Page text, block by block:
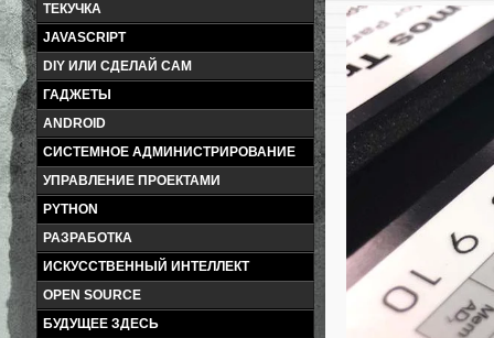
ТЕКУЧКА
JAVASCRIPT
DIY ИЛИ СДЕЛАЙ САМ
ГАДЖЕТЫ
ANDROID
СИСТЕМНОЕ АДМИНИСТРИРОВАНИЕ
УПРАВЛЕНИЕ ПРОЕКТАМИ
PYTHON
РАЗРАБОТКА
ИСКУССТВЕННЫЙ ИНТЕЛЛЕКТ
OPEN SOURCE
БУДУЩЕЕ ЗДЕСЬ